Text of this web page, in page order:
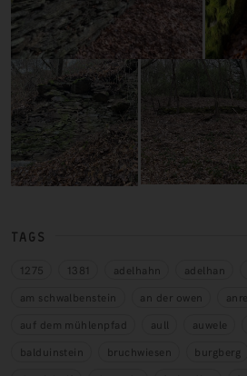
TAGS
1275 1381 adelhahn adelhan
am schwalbenstein
an der owen anre
auf dem mühlenpfad
aull auwele
balduinstein
bruchwiesen burgberg